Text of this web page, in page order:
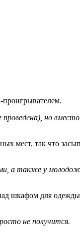
проигрывателем.
проведена), но
мест, так что
а также у
шкафом для одежды
не получится.